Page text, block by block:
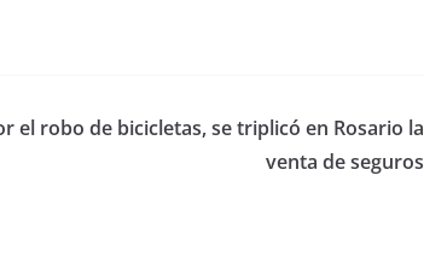
el robo de bicicletas, se triplicó en Rosario la
venta de seguros